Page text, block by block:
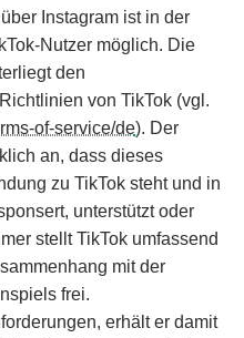
Instagram ist in der
Nutzer möglich. Die
den
von TikTok (vgl.
of-service/de). Der
an, dass dieses
zu TikTok steht und in
unterstützt oder
stellt TikTok umfassend
mit der
frei.
erhält er damit